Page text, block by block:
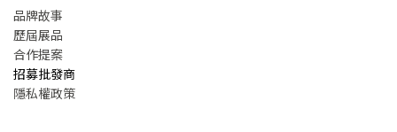
品牌故事
歷屆展品
合作提案
招募批發商
隱私權政策